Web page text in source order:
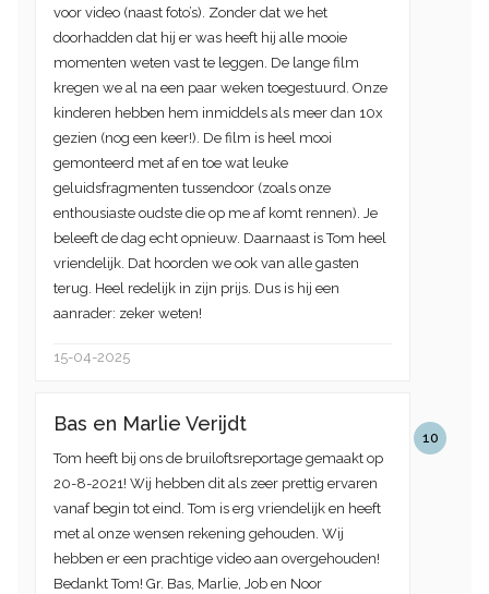
voor video (naast foto’s). Zonder dat we het
doorhadden dat hij er was heeft hij alle mooie
momenten weten vast te leggen. De lange film
kregen we al na een paar weken toegestuurd. Onze
kinderen hebben hem inmiddels als meer dan 10x
gezien (nog een keer!). De film is heel mooi
gemonteerd met af en toe wat leuke
geluidsfragmenten tussendoor (zoals onze
enthousiaste oudste die op me af komt rennen). Je
beleeft de dag echt opnieuw. Daarnaast is Tom heel
vriendelijk. Dat hoorden we ook van alle gasten
terug. Heel redelijk in zijn prijs. Dus is hij een
aanrader: zeker weten!
15-04-2025
10
Bas en Marlie Verijdt
Tom heeft bij ons de bruiloftsreportage gemaakt op
20-8-2021! Wij hebben dit als zeer prettig ervaren
vanaf begin tot eind. Tom is erg vriendelijk en heeft
met al onze wensen rekening gehouden. Wij
hebben er een prachtige video aan overgehouden!
Bedankt Tom! Gr. Bas, Marlie, Job en Noor